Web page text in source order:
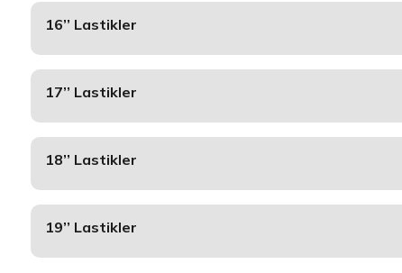
16’’ Lastikler
17’’ Lastikler
18’’ Lastikler
19’’ Lastikler